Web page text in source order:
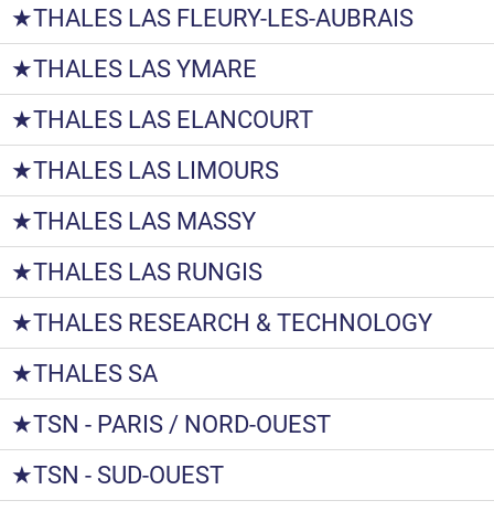
★THALES LAS FLEURY-LES-AUBRAIS
★THALES LAS YMARE
★THALES LAS ELANCOURT
★THALES LAS LIMOURS
★THALES LAS MASSY
★THALES LAS RUNGIS
★THALES RESEARCH & TECHNOLOGY
★THALES SA
★TSN - PARIS / NORD-OUEST
★TSN - SUD-OUEST